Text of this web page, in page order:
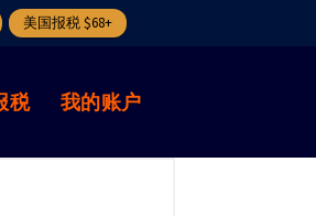
美国报税 $68+
税 我的账户